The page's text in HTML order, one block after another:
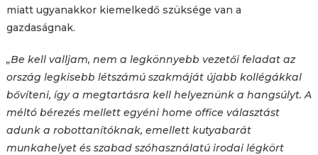
miatt ugyanakkor kiemelkedő szüksége van a
gazdaságnak.
„Be kell valljam, nem a legkönnyebb vezetői feladat az
ország legkisebb létszámú szakmáját újabb kollégákkal
bővíteni, így a megtartásra kell helyeznünk a hangsúlyt. A
méltó bérezés mellett egyéni home office választást
adunk a robottanítóknak, emellett kutyabarát
munkahelyet és szabad szóhasználatú irodai légkört